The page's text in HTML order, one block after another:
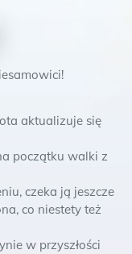
aktualizuje się
początku walki z
czeka ją jeszcze
co niestety też
w przyszłości